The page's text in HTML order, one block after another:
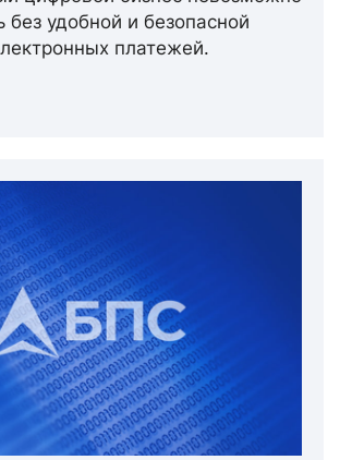
без удобной и безопасной
платежей.